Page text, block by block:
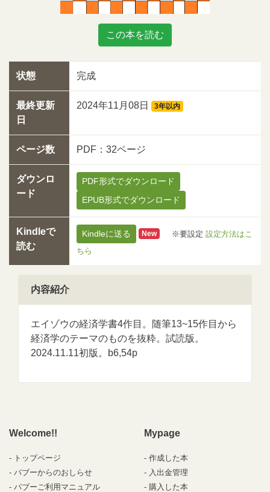
この本を読む
状態 完成
最終更新
日
2024年11月08日 3年以内
ページ数 PDF：32ページ
ダウンロ
ード
PDF形式でダウンロード
EPUB形式でダウンロード
Kindleで
読む
Kindleに送る New ※要設定 設定方法はこ
ちら
内容紹介
エイゾウの経済学書4作目。随筆13~15作目から
経済学のテーマのものを抜粋。試読版。
2024.11.11初版。b6,54p
Welcome!!
トップページ
パブーからのおしらせ
パブーご利用マニュアル
Mypage
作成した本
入出金管理
購入した本